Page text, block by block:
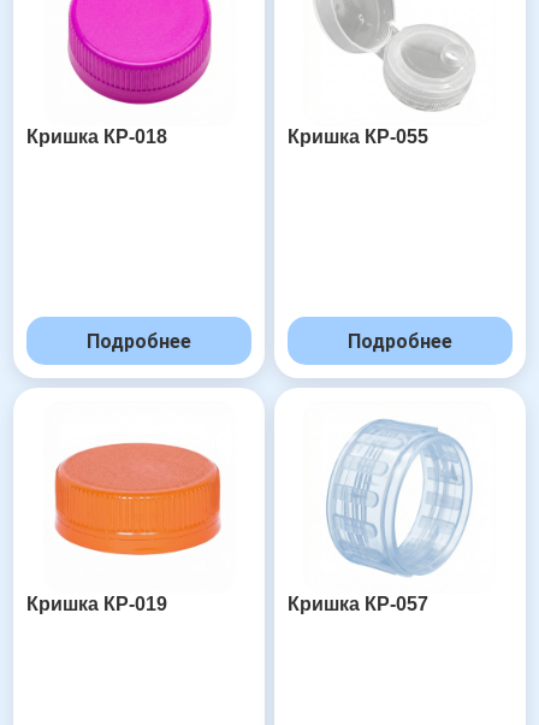
Кришка КР-018
Подробнее
Кришка КР-055
Подробнее
Кришка КР-019 Кришка КР-057